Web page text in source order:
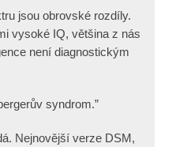
jsou obrovské rozdíly.
vysoké IQ, většina z nás
není diagnostickým
syndrom.”
Nejnovější verze DSM,